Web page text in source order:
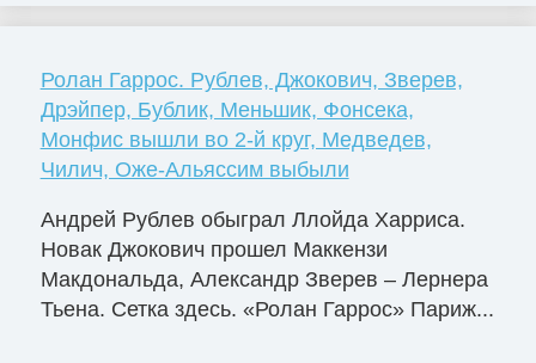
Ролан Гаррос. Рублев, Джокович, Зверев,
Дрэйпер, Бублик, Меньшик, Фонсека,
Монфис вышли во 2-й круг, Медведев,
Чилич, Оже-Альяссим выбыли
Андрей Рублев обыграл Ллойда Харриса.
Новак Джокович прошел Маккензи
Макдональда, Александр Зверев – Лернера
Тьена. Сетка здесь. «Ролан Гаррос» Париж...